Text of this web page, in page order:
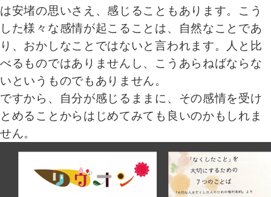
は安堵の思いさえ、感じることもあります。こう
した様々な感情が起こることは、自然なことであ
り、おかしなことではないと言われます。人と比
べるものではありませんし、こうあらねばならな
いというものでもありません。
ですから、自分が感じるままに、その感情を受け
とめることからはじめてみても良いのかもしれま
せん。